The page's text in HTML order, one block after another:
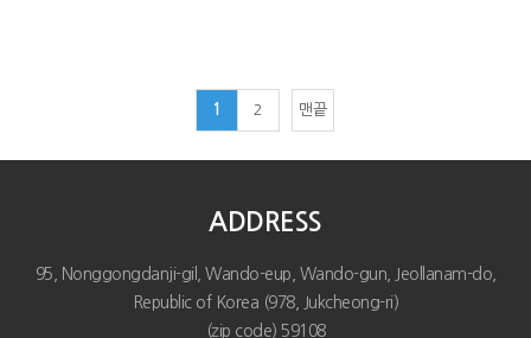
1 2 맨끝
ADDRESS
95, Nonggongdanji-gil, Wando-eup, Wando-gun, Jeollanam-do,
Republic of Korea (978, Jukcheong-ri)
(zip code) 59108